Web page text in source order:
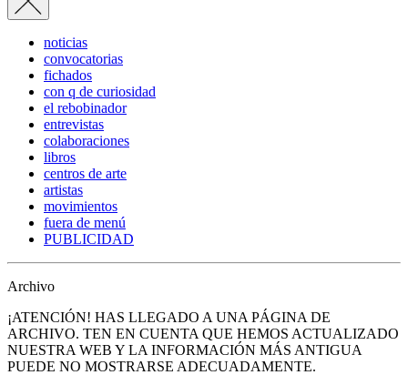
noticias
convocatorias
fichados
con q de curiosidad
el rebobinador
entrevistas
colaboraciones
libros
centros de arte
artistas
movimientos
fuera de menú
PUBLICIDAD
Archivo
¡ATENCIÓN! HAS LLEGADO A UNA PÁGINA DE
ARCHIVO. TEN EN CUENTA QUE HEMOS ACTUALIZADO
NUESTRA WEB Y LA INFORMACIÓN MÁS ANTIGUA
PUEDE NO MOSTRARSE ADECUADAMENTE.